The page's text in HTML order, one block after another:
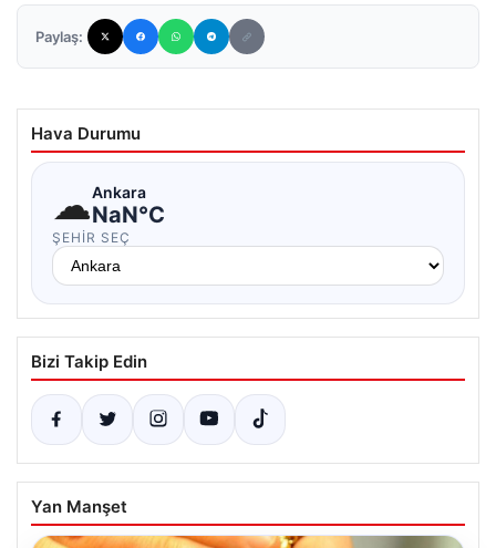
Paylaş:
Hava Durumu
☁Ankara
NaN°C
ŞEHIR SEÇ
Bizi Takip Edin
Yan Manşet